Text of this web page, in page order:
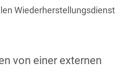
Wiederherstellungsdienst
von einer externen